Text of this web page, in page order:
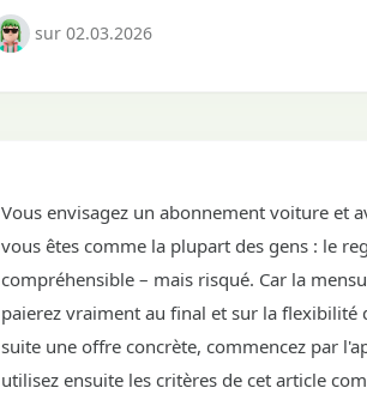
sur 02.03.2026
Vous envisagez un abonnement voiture et
vous êtes comme la plupart des gens : le
compréhensible – mais risqué. Car la
paierez vraiment au final et sur la
suite une offre concrète, commencez par
utilisez ensuite les critères de cet article